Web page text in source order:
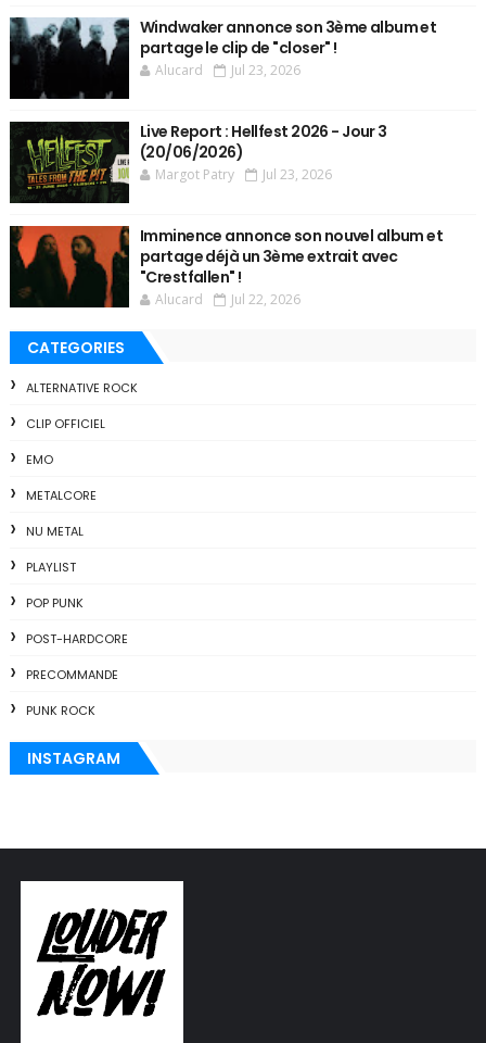
Windwaker annonce son 3ème album et
partage le clip de "closer" !
Alucard Jul 23, 2026
Live Report : Hellfest 2026 - Jour 3
(20/06/2026)
Margot Patry Jul 23, 2026
Imminence annonce son nouvel album et
partage déjà un 3ème extrait avec
"Crestfallen" !
Alucard Jul 22, 2026
CATEGORIES
ALTERNATIVE ROCK
CLIP OFFICIEL
EMO
METALCORE
NU METAL
PLAYLIST
POP PUNK
POST-HARDCORE
PRECOMMANDE
PUNK ROCK
INSTAGRAM